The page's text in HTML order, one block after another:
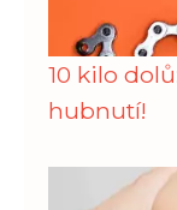
10 kilo
hubnutí!